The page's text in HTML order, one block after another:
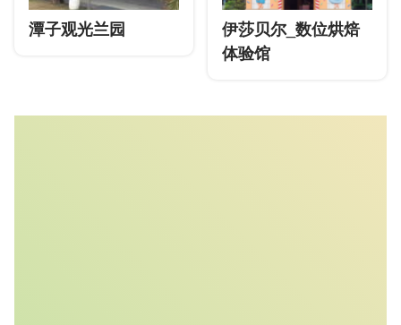
潭子观光兰园
伊莎贝尔_数位烘焙
体验馆